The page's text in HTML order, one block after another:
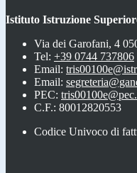
Istituto Istruzione
Via dei Garofani, 4
Tel: +39 0744 737806
Email:
Email:
PEC:
C.F.: 80012820553
Codice Univoco di